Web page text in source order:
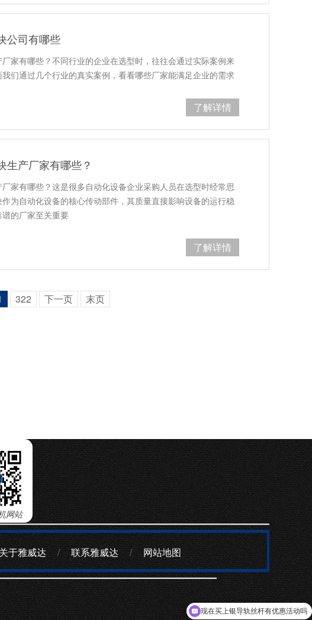
公司有哪些
家有哪些？不同行业的企业在选型时，往往会通过实际案例来
们通过几个行业的真实案例，看看哪些厂家能满足企业的需求
了解详情
生产厂家有哪些？
家有哪些？这是很多自动化设备企业采购人员在选型时经常思
为自动化设备的核心传动部件，其质量直接影响设备的运行稳
的厂家至关重要
了解详情
322 下一页 末页
网站
关于雅威达 / 联系雅威达 / 网站地图
现在买上银导轨丝杆有优惠活动吗